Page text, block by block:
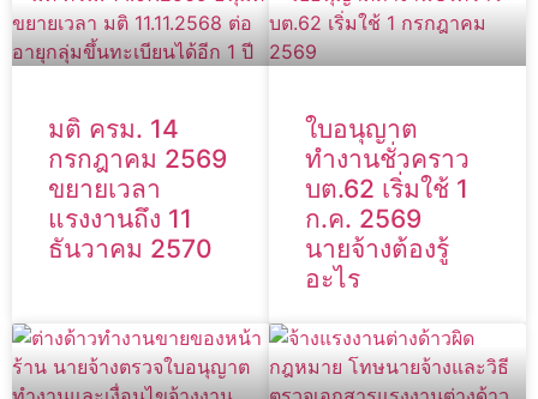
มติ ครม. 14
กรกฎาคม 2569
ขยายเวลา
แรงงานถึง 11
ธันวาคม 2570
ใบอนุญาต
ทำงานชั่วคราว
บต.62 เริ่มใช้ 1
ก.ค. 2569
นายจ้างต้องรู้
อะไร